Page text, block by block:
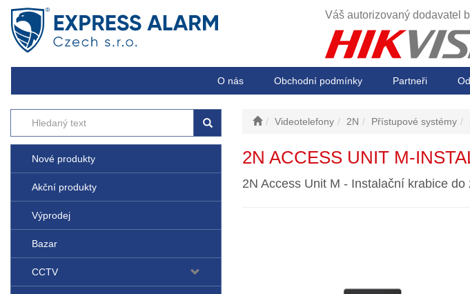
Váš autorizovaný dodavatel
O nás Obchodní podmínky Partneři
Nové produkty
Akční produkty
Výprodej
Bazar
CCTV
Videotelefony 2N Přístupové systémy
2N ACCESS UNIT M-
2N Access Unit M - Instalační krabice do